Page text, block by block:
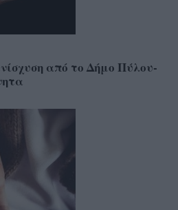
από το Δήμο Πύλου-